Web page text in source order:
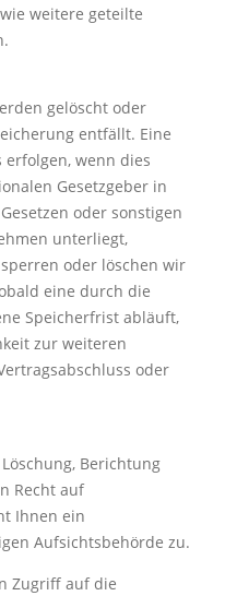
weitere geteilte
gelöscht oder
entfällt. Eine
wenn dies
Gesetzgeber in
oder sonstigen
unterliegt,
oder löschen wir
eine durch die
Speicherfrist abläuft,
zur weiteren
oder
Berichtung
Recht auf
Ihnen ein
Aufsichtsbehörde zu.
Zugriff auf die